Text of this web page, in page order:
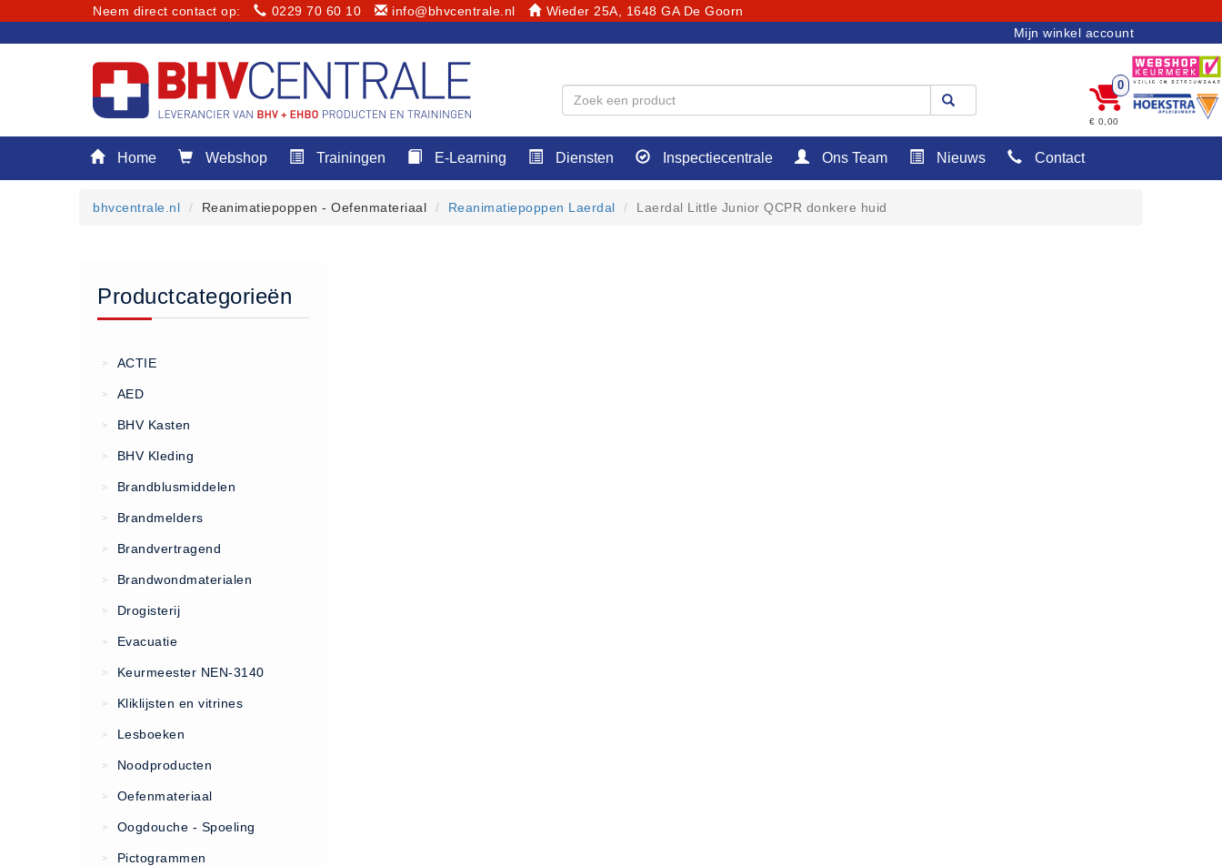
Neem direct contact op: 0229 70 60 10 info@bhvcentrale.nl Wieder 25A, 1648 GA De Goorn
Home
Keuringen
Bedrijfsnoodplannen
Inspectiecentrale
Ons Team
Nieuws
Contact
Algemene Voorwaarden
Vacatures
Mijn winkel account
0
€ 0,00
Home Webshop Trainingen E-Learning Diensten Inspectiecentrale Ons Team Nieuws Contact
bhvcentrale.nl Reanimatiepoppen - Oefenmateriaal Reanimatiepoppen Laerdal Laerdal Little Junior QCPR donkere huid
Productcategorieën
> ACTIE
> AED
> BHV Kasten
> BHV Kleding
> Brandblusmiddelen
> Brandmelders
> Brandvertragend
> Brandwondmaterialen
> Drogisterij
> Evacuatie
> Keurmeester NEN-3140
> Kliklijsten en vitrines
> Lesboeken
> Noodproducten
> Oefenmateriaal
> Oogdouche - Spoeling
> Pictogrammen